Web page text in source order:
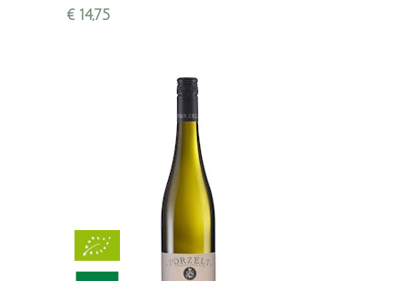
uit Duitsland: breed en zacht, fijne zuren
€ 14,75